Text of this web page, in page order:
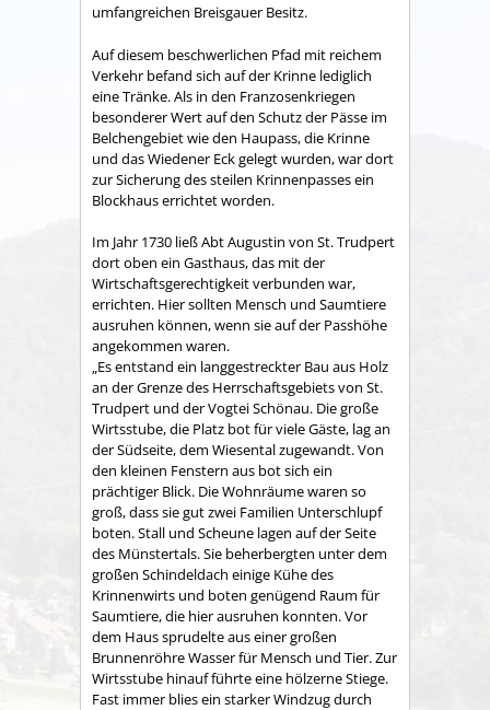
umfangreichen Breisgauer Besitz.
Auf diesem beschwerlichen Pfad mit reichem
Verkehr befand sich auf der Krinne lediglich
eine Tränke. Als in den Franzosenkriegen
besonderer Wert auf den Schutz der Pässe im
Belchengebiet wie den Haupass, die Krinne
und das Wiedener Eck gelegt wurden, war dort
zur Sicherung des steilen Krinnenpasses ein
Blockhaus errichtet worden.
Im Jahr 1730 ließ Abt Augustin von St. Trudpert
dort oben ein Gasthaus, das mit der
Wirtschaftsgerechtigkeit verbunden war,
errichten. Hier sollten Mensch und Saumtiere
ausruhen können, wenn sie auf der Passhöhe
angekommen waren.
„Es entstand ein langgestreckter Bau aus Holz
an der Grenze des Herrschaftsgebiets von St.
Trudpert und der Vogtei Schönau. Die große
Wirtsstube, die Platz bot für viele Gäste, lag an
der Südseite, dem Wiesental zugewandt. Von
den kleinen Fenstern aus bot sich ein
prächtiger Blick. Die Wohnräume waren so
groß, dass sie gut zwei Familien Unterschlupf
boten. Stall und Scheune lagen auf der Seite
des Münstertals. Sie beherbergten unter dem
großen Schindeldach einige Kühe des
Krinnenwirts und boten genügend Raum für
Saumtiere, die hier ausruhen konnten. Vor
dem Haus sprudelte aus einer großen
Brunnenröhre Wasser für Mensch und Tier. Zur
Wirtsstube hinauf führte eine hölzerne Stiege.
Fast immer blies ein starker Windzug durch